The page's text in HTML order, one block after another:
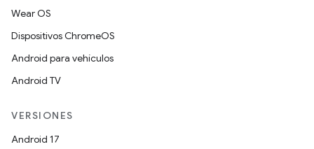
Wear OS
Dispositivos ChromeOS
Android para vehículos
Android TV
VERSIONES
Android 17